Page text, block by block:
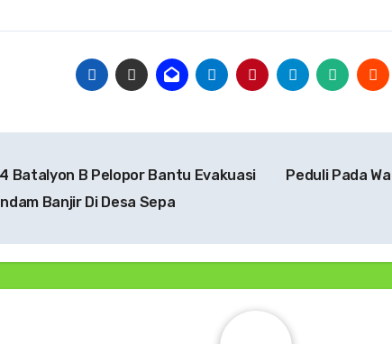
Batalyon B Pelopor Bantu Evakuasi
Banjir Di Desa Sepa
Peduli Pada